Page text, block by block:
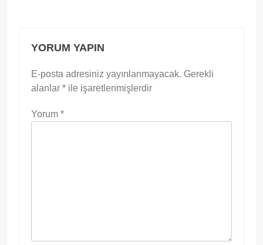
YORUM YAPIN
E-posta adresiniz yayınlanmayacak. Gerekli
alanlar * ile işaretlenmişlerdir
Yorum *